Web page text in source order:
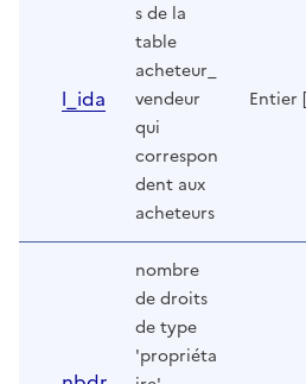
l_ida
s de la
table
acheteur_
vendeur
qui
correspon
dent aux
acheteurs
Entier
nombre
de droits
de type
'propriéta